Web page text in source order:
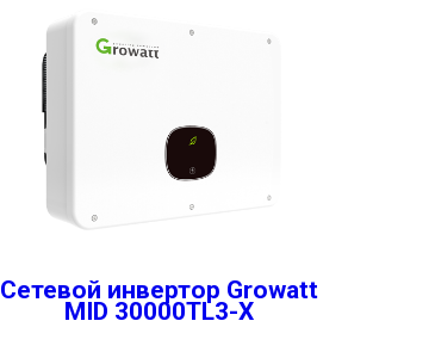
Сетевой инвертор Growatt
MID 30000TL3-X